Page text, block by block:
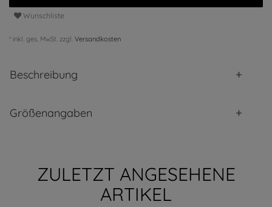
Wunschliste
* inkl. ges. MwSt. zzgl. Versandkosten
Beschreibung
Größenangaben
ZULETZT ANGESEHENE
ARTIKEL